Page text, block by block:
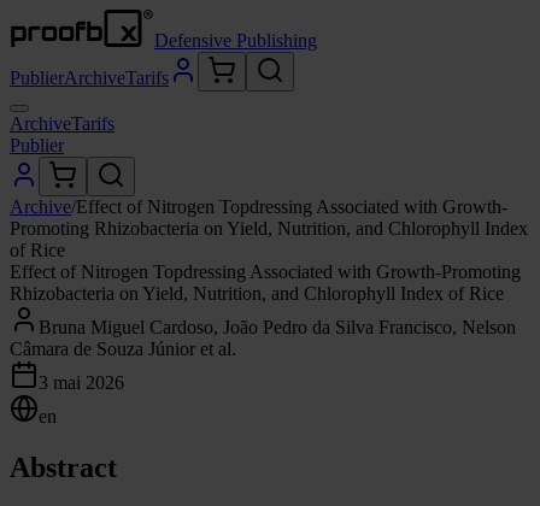
Defensive Publishing
PublierArchiveTarifs
ArchiveTarifs
Publier
Archive/Effect of Nitrogen Topdressing Associated with Growth-
Promoting Rhizobacteria on Yield, Nutrition, and Chlorophyll Index
of Rice
Effect of Nitrogen Topdressing Associated with Growth-Promoting
Rhizobacteria on Yield, Nutrition, and Chlorophyll Index of Rice
Bruna Miguel Cardoso, João Pedro da Silva Francisco, Nelson
Câmara de Souza Júnior et al.
3 mai 2026
en
Abstract